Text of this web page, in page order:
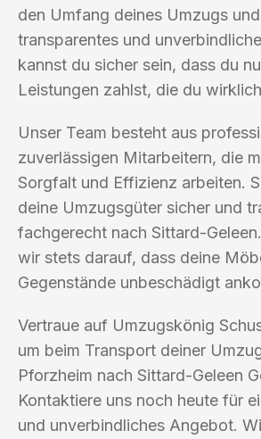
den Umfang deines Umzugs
transparentes und
kannst du sicher sein, dass du
Leistungen zahlst, die du
Unser Team besteht aus
zuverlässigen Mitarbeitern, die
Sorgfalt und Effizienz arbeiten.
deine Umzugsgüter sicher und
fachgerecht nach Sittard-
wir stets darauf, dass deine
Gegenstände unbeschädigt
Vertraue auf Umzugskönig
um beim Transport deiner
Pforzheim nach Sittard-Geleen
Kontaktiere uns noch heute für
und unverbindliches Angebot.